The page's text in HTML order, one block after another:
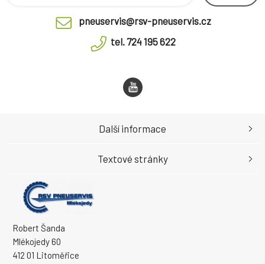
pneuservis@rsv-pneuservis.cz
tel. 724 195 622
Robert Šanda
Mlékojedy 60
412 01 Litoměřice
Další informace
Textové stránky